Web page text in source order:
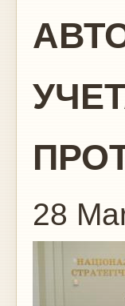
28